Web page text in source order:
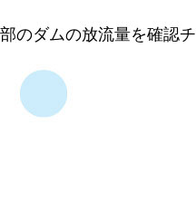
のダムの放流量を確認チ